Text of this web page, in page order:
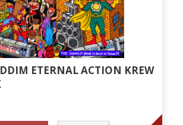
ETERNAL ACTION KREW